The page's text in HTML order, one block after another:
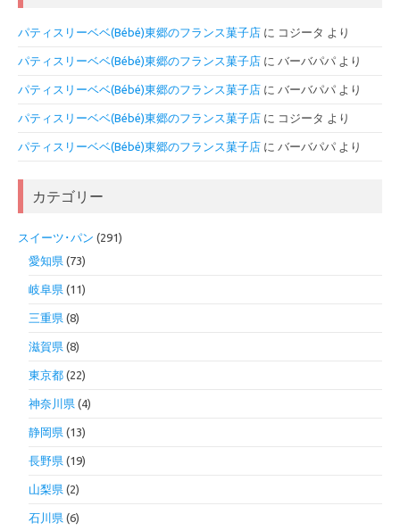
パティスリーベベ(Bébé)東郷のフランス菓子店 に コジータ より
パティスリーベベ(Bébé)東郷のフランス菓子店 に バーバパパ より
パティスリーベベ(Bébé)東郷のフランス菓子店 に バーバパパ より
パティスリーベベ(Bébé)東郷のフランス菓子店 に コジータ より
パティスリーベベ(Bébé)東郷のフランス菓子店 に バーバパパ より
カテゴリー
スイーツ･パン (291)
愛知県 (73)
岐阜県 (11)
三重県 (8)
滋賀県 (8)
東京都 (22)
神奈川県 (4)
静岡県 (13)
長野県 (19)
山梨県 (2)
石川県 (6)